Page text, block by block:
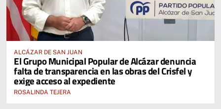
ALCÁZAR DE SAN JUAN
El Grupo Municipal Popular de Alcázar denuncia
falta de transparencia en las obras del Crisfel y
exige acceso al expediente
ROSALINDA TEJERA